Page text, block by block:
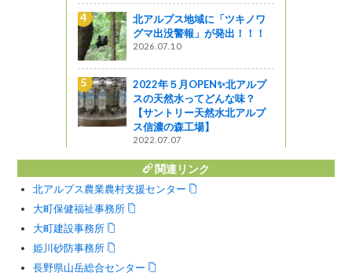
北アルプス地域に「ツキノワ
グマ出没警報」が発出！！！
2026.07.10
2022年５月OPEN✨北アルプ
スの天然水ってどんな味？
【サントリー天然水北アルプ
ス信濃の森工場】
2022.07.07
関連リンク
北アルプス農業農村支援センター
大町保健福祉事務所
大町建設事務所
姫川砂防事務所
長野県山岳総合センター